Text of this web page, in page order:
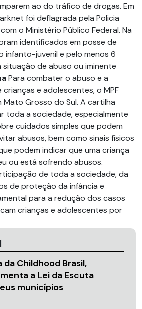
ao do tráfico de drogas. Em
foi deflagrada pela Policia
o Ministério Público Federal. Na
identificados em posse de
infanto-juvenil e pelo menos 6
situação de abuso ou iminente
Para combater o abuso e a
e adolescentes, o MPF
Mato Grosso do Sul. A cartilha
toda a sociedade, especialmente
cuidados simples que podem
abusos, bem como sinais físicos
podem indicar que uma criança
ou está sofrendo abusos.
de toda a sociedade, da
de proteção da infância e
para a redução dos casos
crianças e adolescentes por
da Childhood Brasil,
a Lei da Escuta
municípios